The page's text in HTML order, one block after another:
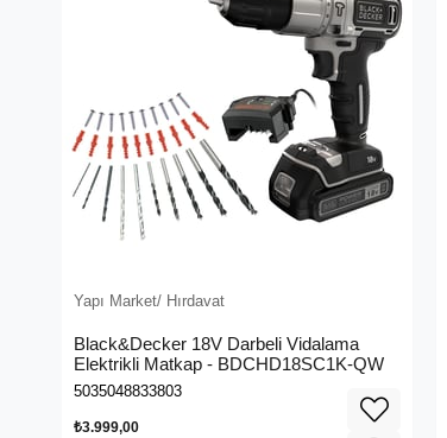
Yapı Market/ Hırdavat
Black&Decker 18V Darbeli Vidalama
Elektrikli Matkap - BDCHD18SC1K-QW
5035048833803
₺3.999,00